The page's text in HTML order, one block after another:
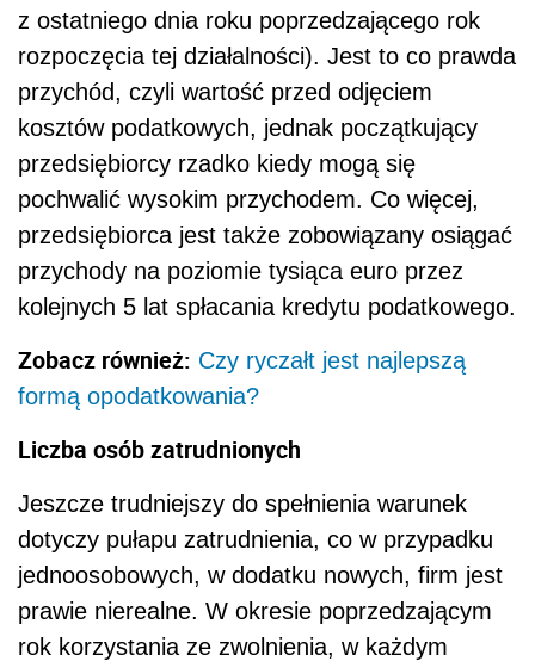
z ostatniego dnia roku poprzedzającego rok
rozpoczęcia tej działalności). Jest to co prawda
przychód, czyli wartość przed odjęciem
kosztów podatkowych, jednak początkujący
przedsiębiorcy rzadko kiedy mogą się
pochwalić wysokim przychodem. Co więcej,
przedsiębiorca jest także zobowiązany osiągać
przychody na poziomie tysiąca euro przez
kolejnych 5 lat spłacania kredytu podatkowego.
Zobacz również: Czy ryczałt jest najlepszą
formą opodatkowania?
Liczba osób zatrudnionych
Jeszcze trudniejszy do spełnienia warunek
dotyczy pułapu zatrudnienia, co w przypadku
jednoosobowych, w dodatku nowych, firm jest
prawie nierealne. W okresie poprzedzającym
rok korzystania ze zwolnienia, w każdym